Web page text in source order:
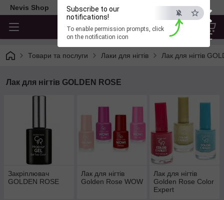
×
ESC
Subscribe to our
notifications!
To enable permission prompts, click
on the notification icon
Nevis Shop
Товари та послуги Лаки для нігтів Лак для нігтів
Лак для нігтів GOLDEN ROSE
Закріплювач
GOLDEN ROSE
Лак для нігтів
Golden Rose WOW
Лак для нігтів
Golden Rose Color
Expert